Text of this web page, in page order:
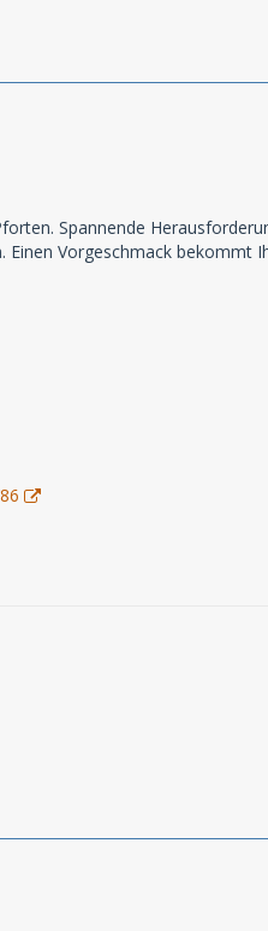
Spannende
Vorgeschmack bekommt